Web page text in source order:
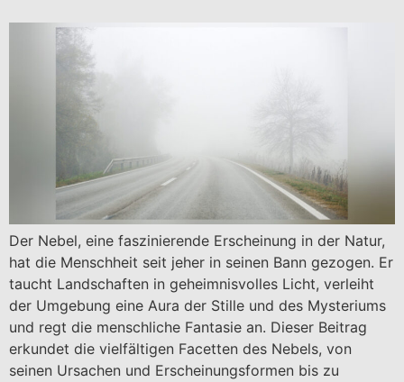
Der Nebel, eine faszinierende Erscheinung in der Natur,
hat die Menschheit seit jeher in seinen Bann gezogen. Er
taucht Landschaften in geheimnisvolles Licht, verleiht
der Umgebung eine Aura der Stille und des Mysteriums
und regt die menschliche Fantasie an. Dieser Beitrag
erkundet die vielfältigen Facetten des Nebels, von
seinen Ursachen und Erscheinungsformen bis zu